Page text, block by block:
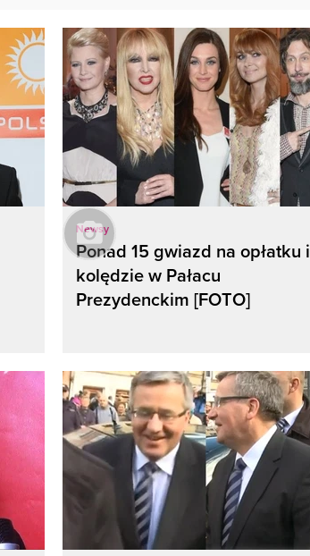
Newsy
Ponad 15 gwiazd na opłatku i
kolędzie w Pałacu
Prezydenckim [FOTO]